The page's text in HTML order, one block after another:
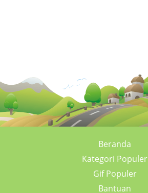
Beranda
Kategori Populer
Gif Populer
Bantuan